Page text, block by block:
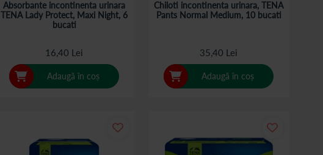
Absorbante incontinenta urinara
TENA Lady Protect, Maxi Night, 6
bucati
16,40 Lei
Adaugă în coș
Chiloti incontinenta urinara, TENA
Pants Normal Medium, 10 bucati
35,40 Lei
Adaugă în coș